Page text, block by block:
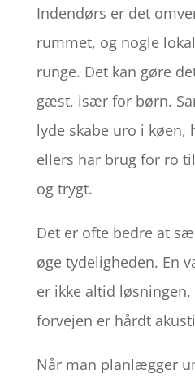
Indendørs er det
rummet, og nogle
runge. Det kan gøre
gæst, især for børn.
lyde skabe uro i køen,
ellers har brug for ro
og trygt.
Det er ofte bedre at
øge tydeligheden. En
er ikke altid
forvejen er hårdt
Når man planlægger